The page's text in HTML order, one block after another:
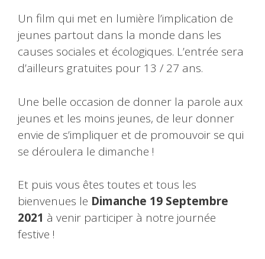
Un film qui met en lumière l’implication de
jeunes partout dans la monde dans les
causes sociales et écologiques. L’entrée sera
d’ailleurs gratuites pour 13 / 27 ans.
Une belle occasion de donner la parole aux
jeunes et les moins jeunes, de leur donner
envie de s’impliquer et de promouvoir se qui
se déroulera le dimanche !
Et puis vous êtes toutes et tous les
bienvenues le Dimanche 19 Septembre
2021 à venir participer à notre journée
festive !